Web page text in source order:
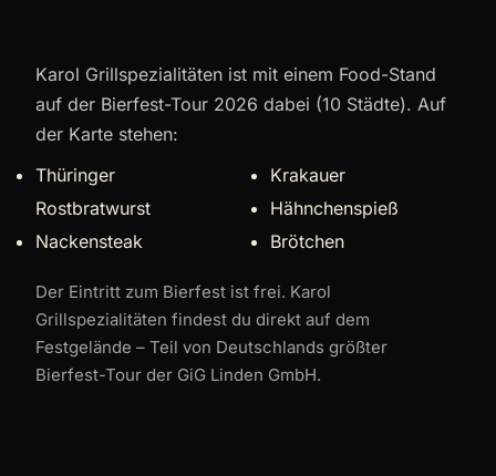
Karol Grillspezialitäten ist mit einem Food-Stand
auf der Bierfest-Tour 2026 dabei (10 Städte). Auf
der Karte stehen:
Thüringer
Rostbratwurst
Nackensteak
Krakauer
Hähnchenspieß
Brötchen
Der Eintritt zum Bierfest ist frei. Karol
Grillspezialitäten findest du direkt auf dem
Festgelände – Teil von Deutschlands größter
Bierfest-Tour der GiG Linden GmbH.